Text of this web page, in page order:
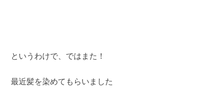
というわけで、ではまた！
最近髪を染めてもらいました